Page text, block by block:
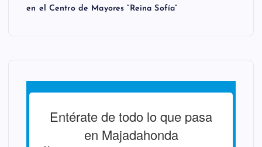
en el Centro de Mayores “Reina Sofía”